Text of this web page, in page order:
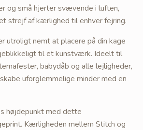
og små hjerter svævende i luften,
strejf af kærlighed til enhver fejring.
utroligt nemt at placere på din kage
til et kunstværk. Ideelt til
babydåb og alle lejligheder,
uforglemmelige minder med en
højdepunkt med dette
Kærligheden mellem Stitch og